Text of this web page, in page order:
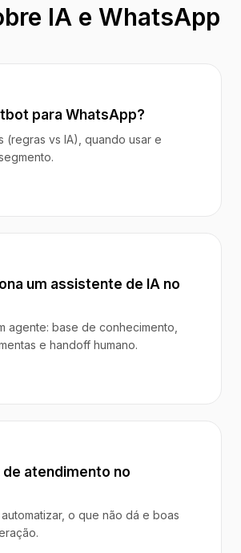
IA e WhatsApp
para WhatsApp?
(regras vs IA), quando usar e
um assistente de IA no
agente: base de conhecimento,
e handoff humano.
atendimento no
o que não dá e boas